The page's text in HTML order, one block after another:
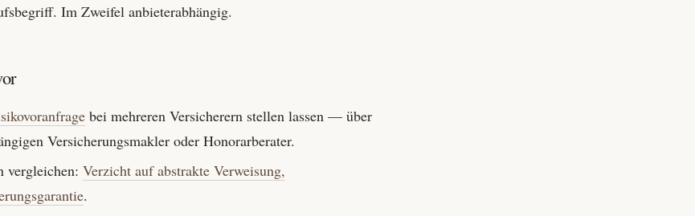
Im Zweifel anbieter­abhängig.
bei mehreren Versicherern stellen lassen — über
Versicherungs­makler oder Honorar­berater.
vergleichen: Verzicht auf abstrakte Verweisung,
.